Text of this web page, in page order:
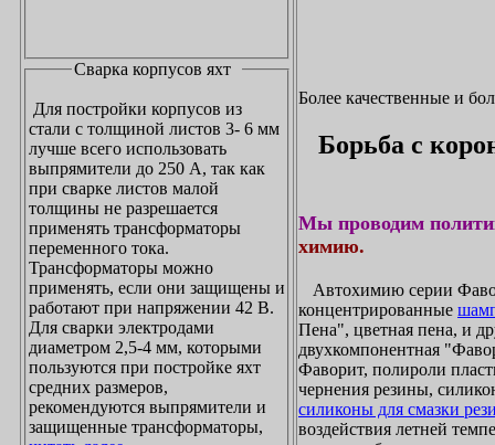
Сварка корпусов яхт
Для постройки корпусов из
стали с толщиной листов 3- 6 мм
лучше всего использовать
выпрямители до 250 А, так как
при сварке листов малой
толщины не разрешается
применять трансформаторы
переменного тока.
Трансформаторы можно
применять, если они защищены и
работают при напряжении 42 В.
Для сварки электродами
диаметром 2,5-4 мм, которыми
пользуются при постройке яхт
средних размеров,
рекомендуются выпрямители и
защищенные трансформаторы,
Более качественные и
Борьба с
Мы проводим
химию.
Автохимию серии
концентрированные
Пена", цветная пена, и
двухкомпонентная
Фаворит, полироли
чернения резины,
силиконы для смазки
воздействия летней